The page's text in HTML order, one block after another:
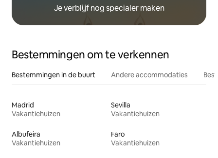
Je verblijf nog specialer maken
Bestemmingen om te verkennen
Bestemmingen in de buurt Andere accommodaties
Madrid
Vakantiehuizen
Sevilla
Vakantiehuizen
Albufeira
Vakantiehuizen
Faro
Vakantiehuizen